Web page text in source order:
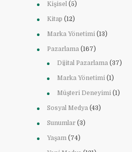
Kişisel (5)
Kitap (12)
Marka Yönetimi (13)
Pazarlama (167)
Dijital Pazarlama (37)
Marka Yönetimi (1)
Müşteri Deneyimi (1)
Sosyal Medya (43)
Sunumlar (3)
Yaşam (74)